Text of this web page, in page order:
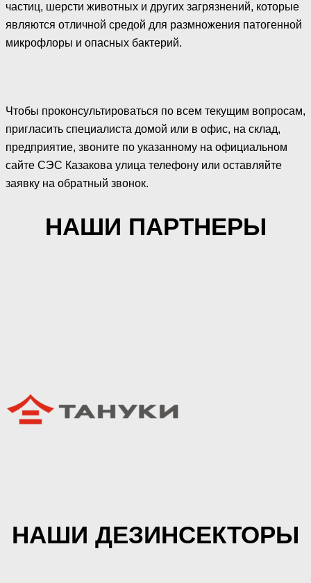
частиц, шерсти животных и других загрязнений, которые
являются отличной средой для размножения патогенной
микрофлоры и опасных бактерий.
Чтобы проконсультироваться по всем текущим вопросам,
пригласить специалиста домой или в офис, на склад,
предприятие, звоните по указанному на официальном
сайте СЭС Казакова улица телефону или оставляйте
заявку на обратный звонок.
НАШИ ПАРТНЕРЫ
НАШИ ДЕЗИНСЕКТОРЫ